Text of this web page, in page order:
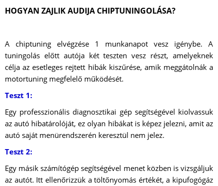
HOGYAN ZAJLIK AUDIJA CHIPTUNINGOLÁSA?
A chiptuning elvégzése 1 munkanapot vesz igénybe. A
tuningolás előtt autója két teszten vesz részt, amelyeknek
célja az esetleges rejtett hibák kiszűrése, amik meggátolnák a
motortuning megfelelő működését.
Teszt 1:
Egy professzionális diagnosztikai gép segítségével kiolvassuk
az autó hibatárolóját, ez olyan hibákat is képez jelezni, amit az
autó saját menürendszerén keresztül nem jelez.
Teszt 2:
Egy másik számítógép segítségével menet közben is vizsgáljuk
az autót. Itt ellenőrizzük a töltőnyomás értékét, a kipufogógáz